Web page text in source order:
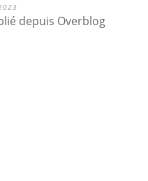
depuis Overblog